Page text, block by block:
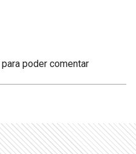
para poder comentar